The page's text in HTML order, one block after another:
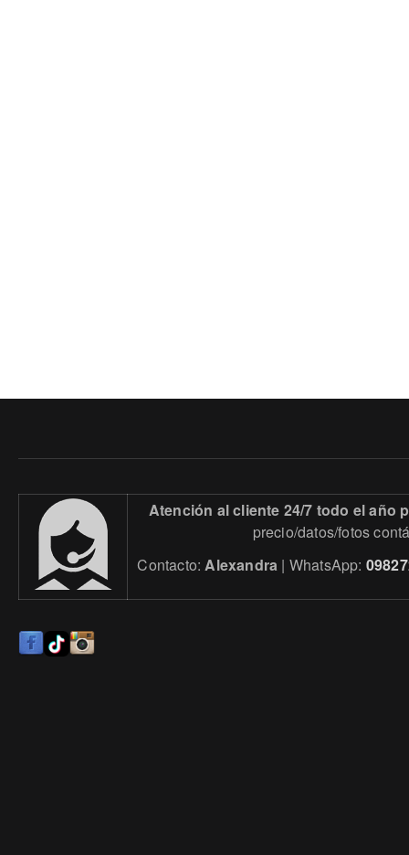
Atención al cliente 24/7 todo el año
precio/datos/fotos
Contacto:Alexandra | WhatsApp: